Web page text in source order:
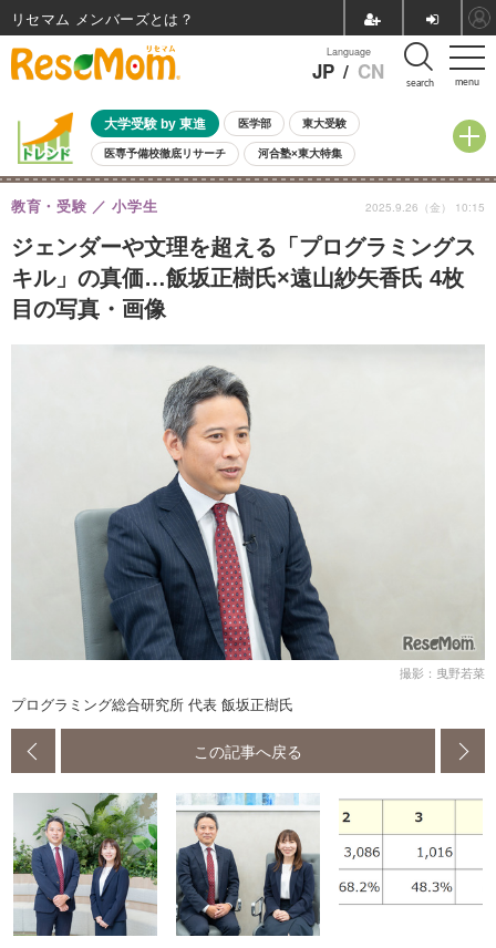
menu
Language
JP / CN search
大学受験 by 東進 医学部 東大受験
医専予備校徹底リサーチ 河合塾×東大特集
親子で考える大学選び 高校受験 中学受験 小学校受験
共通テスト 夏休み
8月開催イベント・WS 全国公立高校 過去問 人気記事
自由研究教材（小学生向け） 自由研究教材（中学生向け） ランキング
ジェンダーや文理を超える「プログラミングス
キル」の真価…飯坂正樹氏×遠山紗矢香氏 4枚
目の写真・画像
教育・受験 小学生 2025.9.26（金） 10:15
撮影：曳野若菜
プログラミング総合研究所 代表 飯坂正樹氏
この記事へ戻る
リセマム メンバーズ